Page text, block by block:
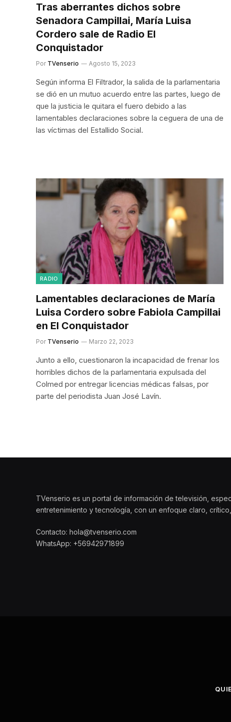
Tras aberrantes dichos sobre
Senadora Campillai, María Luisa
Cordero sale de Radio El
Conquistador
Por TVenserio Agosto 15, 2023
Según informa El Filtrador, la salida de la parlamentaria
se dió en un mutuo acuerdo entre las partes, luego de
que la justicia le quitara el fuero debido a las
lamentables declaraciones sobre la ceguera de una de
las víctimas del Estallido Social.
RADIO
Lamentables declaraciones de María
Luisa Cordero sobre Fabiola Campillai
en El Conquistador
Por TVenserio Marzo 22, 2023
Junto a ello, cuestionaron la incapacidad de frenar los
horribles dichos de la parlamentaria expulsada del
Colmed por entregar licencias médicas falsas, por
parte del periodista Juan José Lavín.
TVenserio es un portal de información de televisión,
entretenimiento y tecnología, con un enfoque claro,
Contacto: hola@tvenserio.com
WhatsApp: +56942971899